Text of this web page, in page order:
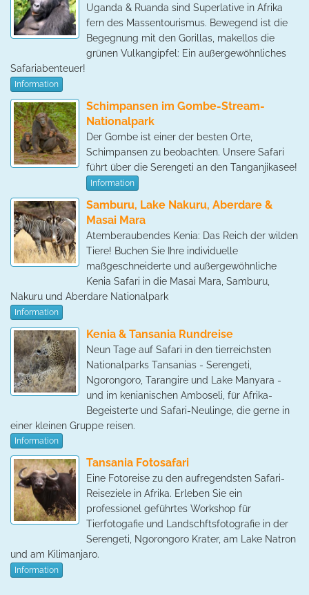
Uganda & Ruanda sind Superlative in Afrika
fern des Massentourismus. Bewegend ist die
Begegnung mit den Gorillas, makellos die
grünen Vulkangipfel: Ein außergewöhnliches
Safariabenteuer!
Information
Schimpansen im Gombe-Stream-
Nationalpark
Der Gombe ist einer der besten Orte,
Schimpansen zu beobachten. Unsere Safari
führt über die Serengeti an den Tanganjikasee!
Information
Samburu, Lake Nakuru, Aberdare &
Masai Mara
Atemberaubendes Kenia: Das Reich der wilden
Tiere! Buchen Sie Ihre individuelle
maßgeschneiderte und außergewöhnliche
Kenia Safari in die Masai Mara, Samburu,
Nakuru und Aberdare Nationalpark
Information
Kenia & Tansania Rundreise
Neun Tage auf Safari in den tierreichsten
Nationalparks Tansanias - Serengeti,
Ngorongoro, Tarangire und Lake Manyara -
und im kenianischen Amboseli, für Afrika-
Begeisterte und Safari-Neulinge, die gerne in
einer kleinen Gruppe reisen.
Information
Tansania Fotosafari
Eine Fotoreise zu den aufregendsten Safari-
Reiseziele in Afrika. Erleben Sie ein
professionel geführtes Workshop für
Tierfotogafie und Landschftsfotografie in der
Serengeti, Ngorongoro Krater, am Lake Natron
und am Kilimanjaro.
Information